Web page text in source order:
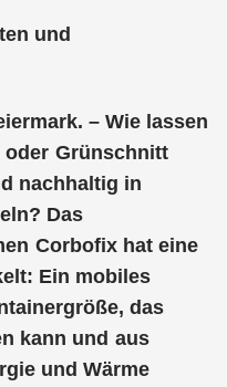
und
– Wie lassen
Grünschnitt
nachhaltig in
Das
Corbofix hat eine
Ein mobiles
das
kann und aus
und Wärme